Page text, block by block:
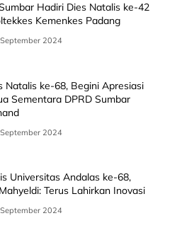
Hadiri Dies Natalis ke-42
Kemenkes Padang
2024
Natalis ke-68, Begini Apresiasi
Sementara DPRD Sumbar
2024
Universitas Andalas ke-68,
Terus Lahirkan Inovasi
2024